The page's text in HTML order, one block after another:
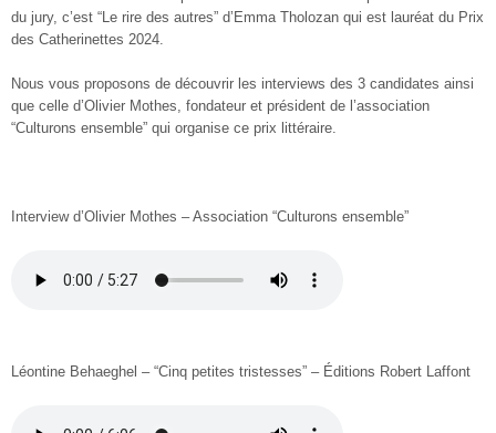
du jury, c’est “Le rire des autres” d’Emma Tholozan qui est lauréat du Prix
des Catherinettes 2024.
Nous vous proposons de découvrir les interviews des 3 candidates ainsi
que celle d’Olivier Mothes, fondateur et président de l’association
“Culturons ensemble” qui organise ce prix littéraire.
Interview d’Olivier Mothes – Association “Culturons ensemble”
Léontine Behaeghel – “Cinq petites tristesses” – Éditions Robert Laffont